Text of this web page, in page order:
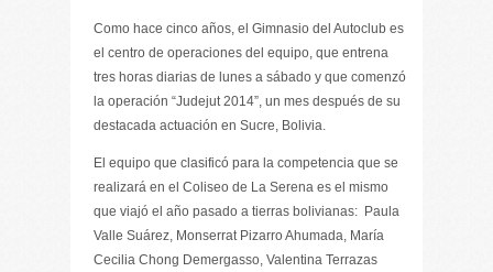
Como hace cinco años, el Gimnasio del Autoclub es
el centro de operaciones del equipo, que entrena
tres horas diarias de lunes a sábado y que comenzó
la operación “Judejut 2014”, un mes después de su
destacada actuación en Sucre, Bolivia.
El equipo que clasificó para la competencia que se
realizará en el Coliseo de La Serena es el mismo
que viajó el año pasado a tierras bolivianas: Paula
Valle Suárez, Monserrat Pizarro Ahumada, María
Cecilia Chong Demergasso, Valentina Terrazas